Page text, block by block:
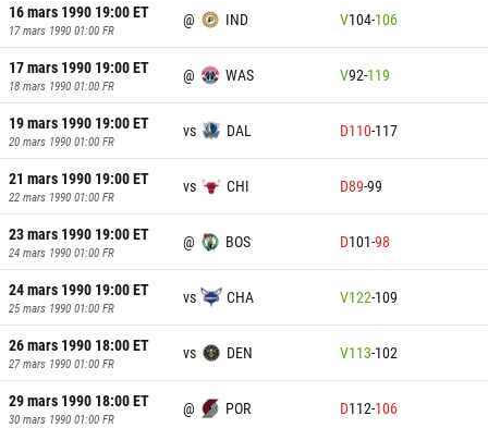
16 mars 1990 19:00ET
17 mars 1990 01:00 FR
@ IND V104-106
17 mars 1990 19:00ET
18 mars 1990 01:00 FR
@ WAS V92-119
19 mars 1990 19:00ET
20 mars 1990 01:00 FR
vs DAL D110-117
21 mars 1990 19:00ET
22 mars 1990 01:00 FR
vs CHI D89-99
23 mars 1990 19:00ET
24 mars 1990 01:00 FR
@ BOS D101-98
24 mars 1990 19:00ET
25 mars 1990 01:00 FR
vs CHA V122-109
26 mars 1990 18:00ET
27 mars 1990 01:00 FR
vs DEN V113-102
29 mars 1990 18:00ET
30 mars 1990 01:00 FR
@ POR D112-106